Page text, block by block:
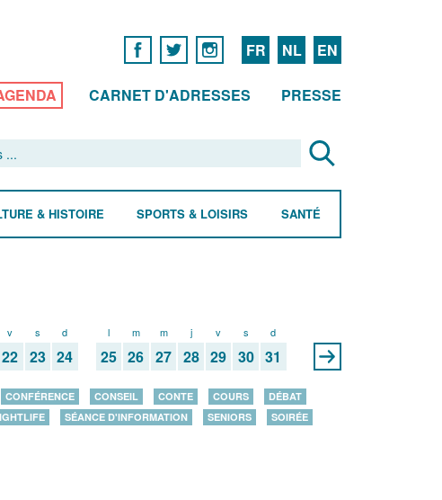
FR NL EN
CARNET D'ADRESSES PRESSE
& HISTOIRE SPORTS & LOISIRS SANTÉ
v
22
s
23
d
24
l
25
m
26
m
27
j
28
v
29
s
30
d
31
CONFÉRENCE CONSEIL CONTE COURS
DÉBAT
SÉANCE D'INFORMATION SENIORS
SOIRÉE